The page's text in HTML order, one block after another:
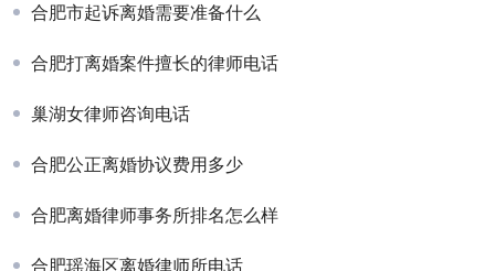
合肥市起诉离婚需要准备什么
合肥打离婚案件擅长的律师电话
巢湖女律师咨询电话
合肥公正离婚协议费用多少
合肥离婚律师事务所排名怎么样
合肥瑶海区离婚律师所电话